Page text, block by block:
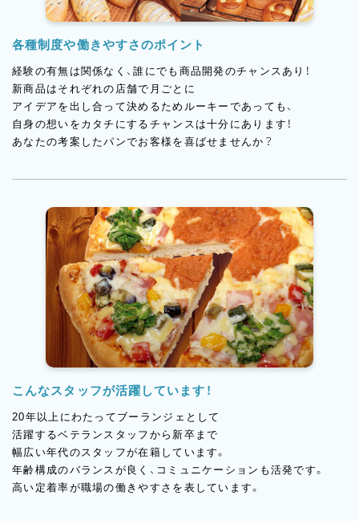
各種制度や働きやすさのポイント
経験の有無は関係なく、誰にでも商品開発のチャンスあり！
新商品はそれぞれの店舗で月ごとに
アイデアを出し合って決めるためルーキーであっても、
自身の想いをカタチにするチャンスは十分にあります！
あなたの考案したパンでお客様を喜ばせませんか？
こんなスタッフが活躍しています！
20年以上にわたってブーランジェとして
活躍するベテランスタッフから新卒まで
幅広い年代のスタッフが在籍しています。
年齢構成のバランスが良く、コミュニケーションも活発です。
高い定着率が職場の働きやすさを表しています。